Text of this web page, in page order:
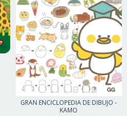
GRAN ENCICLOPEDIA DE DIBUJO -
KAMO